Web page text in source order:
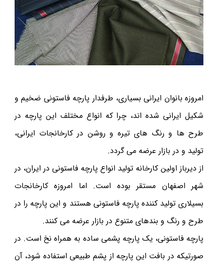
امروزه بانوان ایرانی بسیاری، طرفدار پارچه فاستونی ضخیم و
شکیل ایرانی شده اند، چرا که انواع مختلف این پارچه در
طرح ها و رنگ های تیره و روشن در کارخانجات ایرانی،
تولید و در بازار عرضه می گردد.
از دیرباز اولین کارخانه تولید انواع پارچه فاستونی در ایران، در
شهر اصفهان مستقر بوده است. اما امروزه کارخانجات
بسیلاری تولید کننده پارچه فاستونی هستند و این پارچه را در
طرح و رنگ و بندهای متنوع در بازار عرضه می کنند.
پارچه فاستونی، یک پارچه پشمی ساده به همراه نخ است. در
صورتیکه در بافت این پارچه از پشم طبیعی استفاده شود، آن